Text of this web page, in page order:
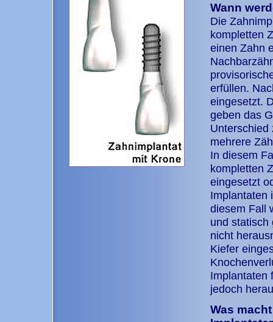
Wann
Die
kompletten
einen Zahn
erfüllen.
eingesetzt.
geben das
Unterschied
mehrere
In diesem
kompletten
eingesetzt
Implantaten
diesem Fall
und statisch
nicht
Kiefer
Implantaten
jedoch
Was